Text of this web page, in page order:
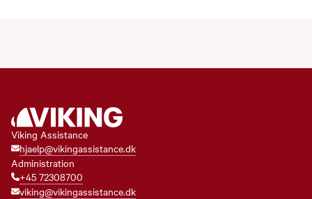
Viking Assistance
hjaelp@vikingassistance.dk
Administration
+45 72308700
viking@vikingassistance.dk